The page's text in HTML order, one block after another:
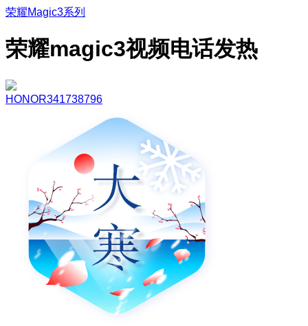
荣耀Magic3系列
荣耀magic3视频电话发热
HONOR341738796